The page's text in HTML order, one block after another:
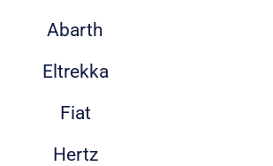
Abarth
Eltrekka
Fiat
Hertz